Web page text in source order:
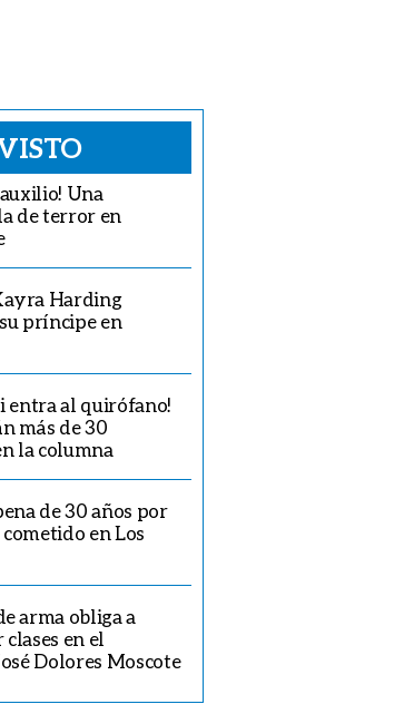
Una
de terror en
Harding
príncipe en
entra al quirófano!
más de 30
la columna
de 30 años por
en Los
arma obliga a
en el
Dolores Moscote